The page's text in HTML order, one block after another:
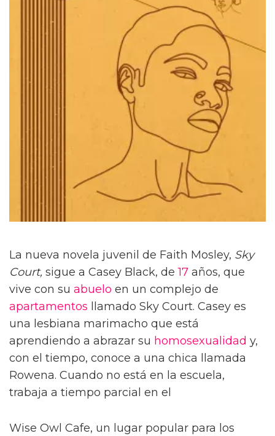
La nueva novela juvenil de Faith Mosley, Sky
Court, sigue a Casey Black, de17 años, que
vive con su abuelo en un complejo de
apartamentos llamado Sky Court. Casey es
una lesbiana marimacho que está
aprendiendo a abrazar su homosexualidad y,
con el tiempo, conoce a una chica llamada
Rowena. Cuando no está en la escuela,
trabaja a tiempo parcial en el
Wise Owl Cafe, un lugar popular para los